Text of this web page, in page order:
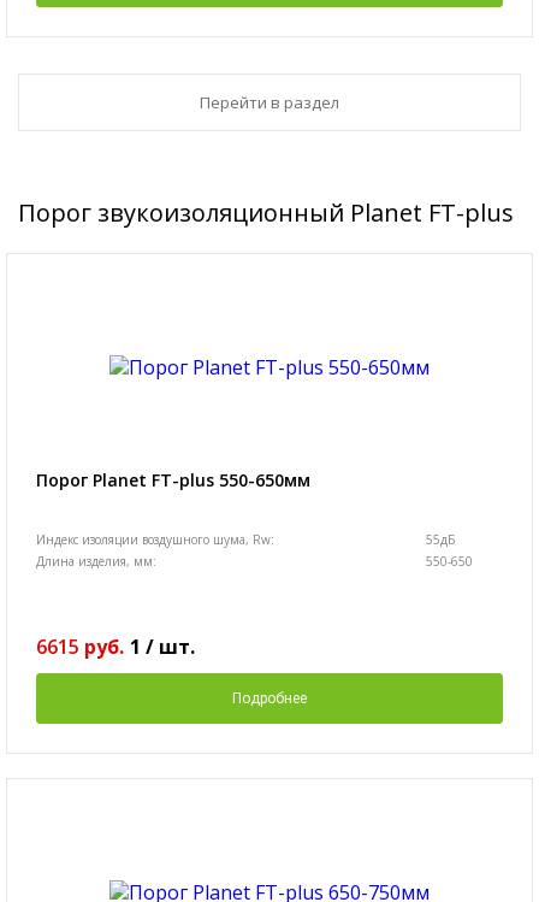
Перейти в раздел
Порог звукоизоляционный Planet FT-plus
Порог Planet FT-plus 550-650мм
Индекс изоляции воздушного шума, Rw:
55дБ
Длина изделия, мм:
550-650
6615 руб. 1 / шт.
Подробнее